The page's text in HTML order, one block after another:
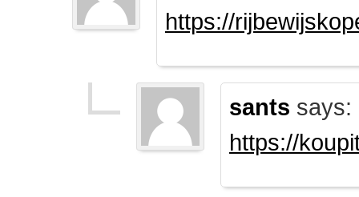
https://
sants says:
https://